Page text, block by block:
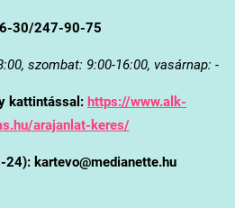
30/247-90-75
szombat: 9:00-16:00, vasárnap: -
kattintással: https://www.alk-
arajanlat-keres/
kartevo@medianette.hu